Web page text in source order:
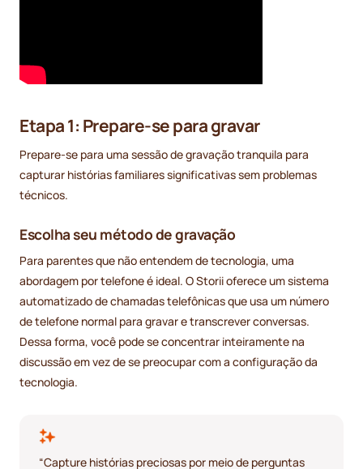
Etapa 1: Prepare-se para gravar
Prepare-se para uma sessão de gravação tranquila para
capturar histórias familiares significativas sem problemas
técnicos.
Escolha seu método de gravação
Para parentes que não entendem de tecnologia, uma
abordagem por telefone é ideal. O Storii oferece um sistema
automatizado de chamadas telefônicas que usa um número
de telefone normal para gravar e transcrever conversas.
Dessa forma, você pode se concentrar inteiramente na
discussão em vez de se preocupar com a configuração da
tecnologia.
“Capture histórias preciosas por meio de perguntas